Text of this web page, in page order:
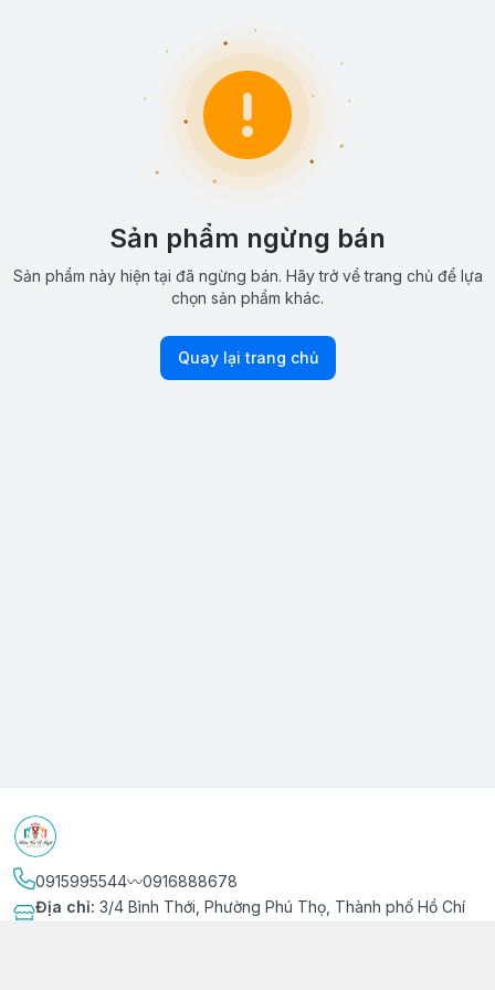
Sản phẩm ngừng bán
Sản phẩm này hiện tại đã ngừng bán. Hãy trở về trang chủ để lựa
chọn sản phẩm khác.
Quay lại trang chủ
0915995544〰️0916888678
Địa chỉ: 3/4 Bình Thới, Phường Phú Thọ, Thành phố Hồ Chí